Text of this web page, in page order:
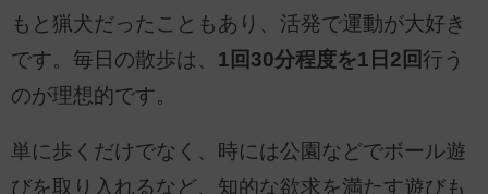
もと猟犬だったこともあり、活発で運動が大好き
です。毎日の散歩は、 1回30分程度を1日2回行う
のが理想的です。
単に歩くだけでなく、時には公園などでボール遊
びを取り入れるなど、知的な欲求を満たす遊びも